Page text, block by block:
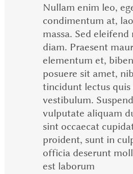
Nullam enim leo,
condimentum at,
massa. Sed
diam. Praesent
elementum et,
posuere sit amet,
tincidunt lectus
vestibulum.
vulputate aliquam
sint occaecat
proident, sunt in
officia deserunt
est laborum